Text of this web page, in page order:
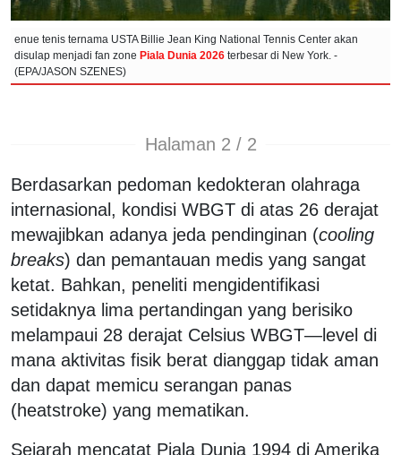
enue tenis ternama USTA Billie Jean King National Tennis Center akan
disulap menjadi fan zone Piala Dunia 2026 terbesar di New York. -
(EPA/JASON SZENES)
Halaman 2 / 2
Berdasarkan pedoman kedokteran olahraga
internasional, kondisi WBGT di atas 26 derajat
mewajibkan adanya jeda pendinginan (cooling
breaks) dan pemantauan medis yang sangat
ketat. Bahkan, peneliti mengidentifikasi
setidaknya lima pertandingan yang berisiko
melampaui 28 derajat Celsius WBGT—level di
mana aktivitas fisik berat dianggap tidak aman
dan dapat memicu serangan panas
(heatstroke) yang mematikan.
Sejarah mencatat Piala Dunia 1994 di Amerika